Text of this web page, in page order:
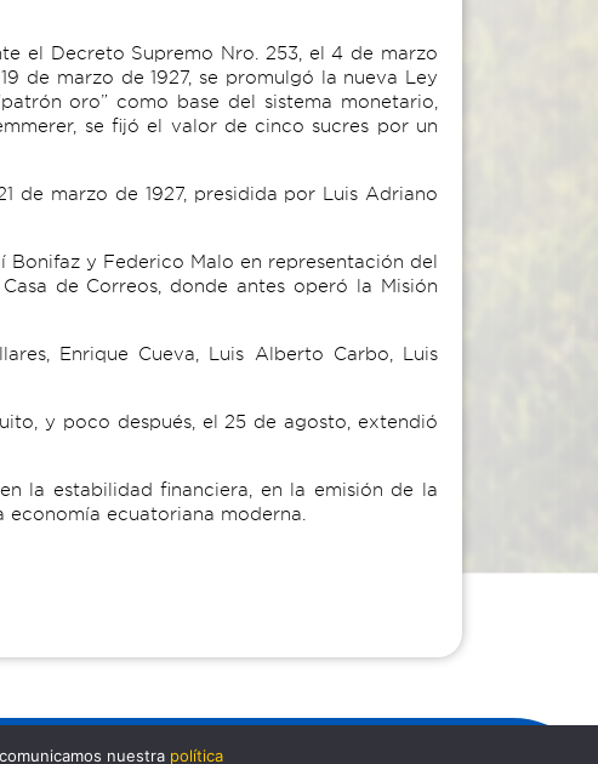
el Decreto Supremo Nro. 253, el 4 de marzo
de marzo de 1927, se promulgó la nueva Ley
oro” como base del sistema monetario,
se fijó el valor de cinco sucres por un
de marzo de 1927, presidida por Luis Adriano
y Federico Malo en representación del
de Correos, donde antes operó la Misión
Enrique Cueva, Luis Alberto Carbo, Luis
y poco después, el 25 de agosto, extendió
la estabilidad financiera, en la emisión de la
ecuatoriana moderna.
nuestra política